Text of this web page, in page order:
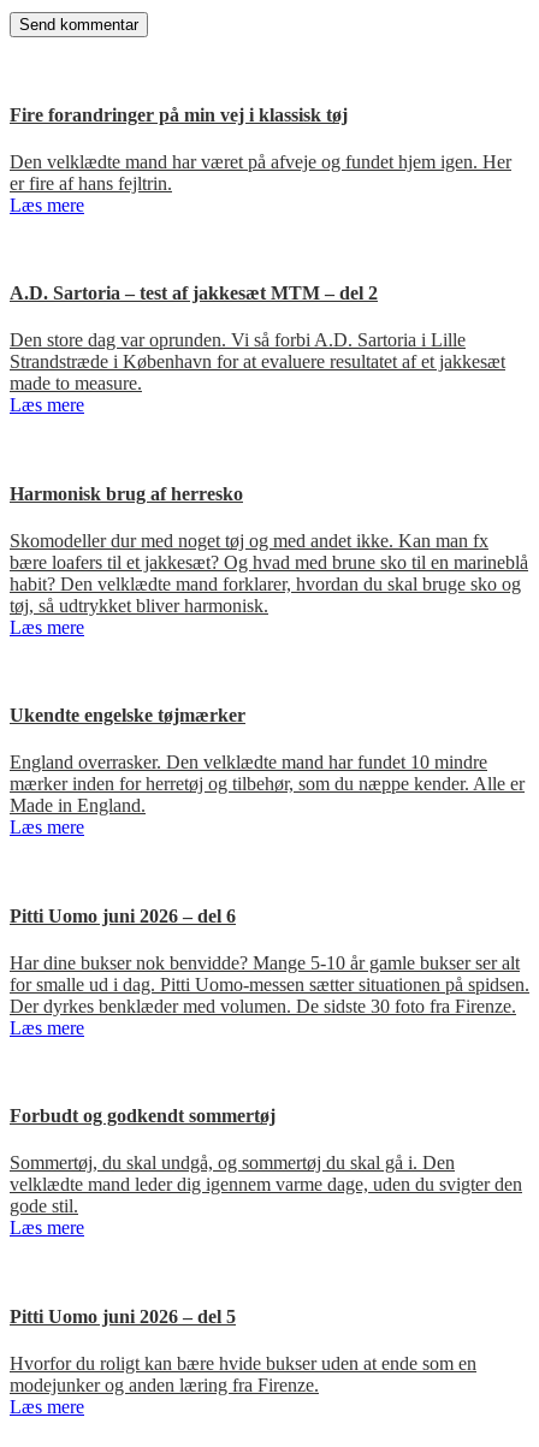
Fire forandringer på min vej i klassisk tøj
Den velklædte mand har været på afveje og fundet hjem igen. Her
er fire af hans fejltrin.
Læs mere
A.D. Sartoria – test af jakkesæt MTM – del 2
Den store dag var oprunden. Vi så forbi A.D. Sartoria i Lille
Strandstræde i København for at evaluere resultatet af et jakkesæt
made to measure.
Læs mere
Harmonisk brug af herresko
Skomodeller dur med noget tøj og med andet ikke. Kan man fx
bære loafers til et jakkesæt? Og hvad med brune sko til en marineblå
habit? Den velklædte mand forklarer, hvordan du skal bruge sko og
tøj, så udtrykket bliver harmonisk.
Læs mere
Ukendte engelske tøjmærker
England overrasker. Den velklædte mand har fundet 10 mindre
mærker inden for herretøj og tilbehør, som du næppe kender. Alle er
Made in England.
Læs mere
Pitti Uomo juni 2026 – del 6
Har dine bukser nok benvidde? Mange 5-10 år gamle bukser ser alt
for smalle ud i dag. Pitti Uomo-messen sætter situationen på spidsen.
Der dyrkes benklæder med volumen. De sidste 30 foto fra Firenze.
Læs mere
Forbudt og godkendt sommertøj
Sommertøj, du skal undgå, og sommertøj du skal gå i. Den
velklædte mand leder dig igennem varme dage, uden du svigter den
gode stil.
Læs mere
Pitti Uomo juni 2026 – del 5
Hvorfor du roligt kan bære hvide bukser uden at ende som en
modejunker og anden læring fra Firenze.
Læs mere